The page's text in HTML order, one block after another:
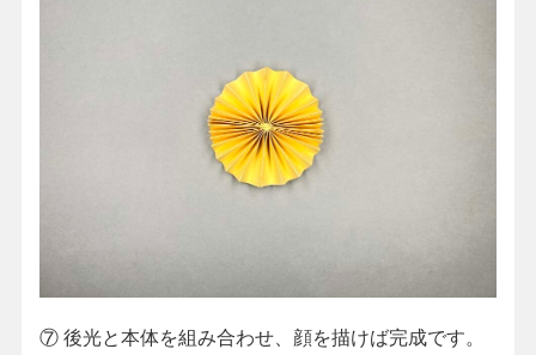
⑦ 後光と本体を組み合わせ、顔を描けば完成です。